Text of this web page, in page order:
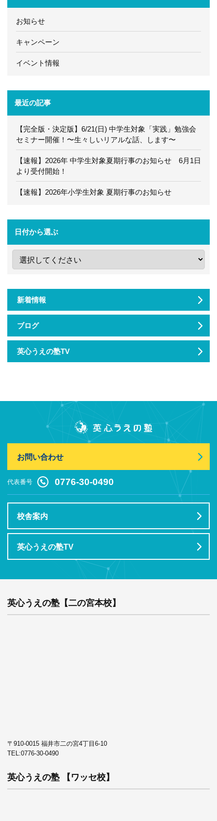
お知らせ
キャンペーン
イベント情報
最近の記事
【完全版・決定版】6/21(日) 中学生対象「実践」勉強会
セミナー開催！〜生々しいリアルな話、します〜
【速報】2026年 中学生対象夏期行事のお知らせ 6月1日
より受付開始！
【速報】2026年小学生対象 夏期行事のお知らせ
日付から選ぶ
新着情報
ブログ
英心うえの塾TV
お問い合わせ
代表番号 0776-30-0490
校舎案内
英心うえの塾TV
英心うえの塾【二の宮本校】
〒910-0015 福井市二の宮4丁目6-10
TEL:0776-30-0490
英心うえの塾 【ワッセ校】